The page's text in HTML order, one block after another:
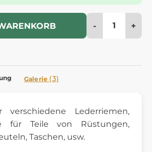
- +
Galerie (3)
verschiedene Lederriemen,
für Teile von Rüstungen,
Taschen, usw.